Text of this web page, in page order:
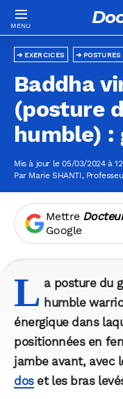
EXERCICES
Baddha
(posture
humble) :
Mis à jour le 05/03/2024 à
Par Marie SHANTI,
Mettre
Google
L a posture du
humble
énergique dans
positionnées en
jambe avant, avec
doset les bras